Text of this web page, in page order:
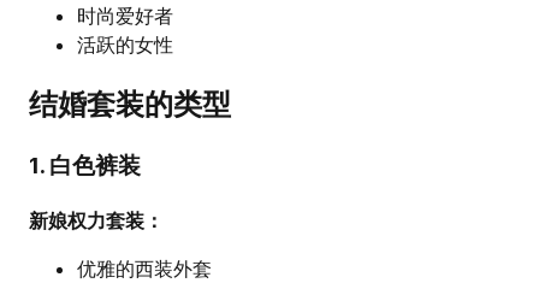
时尚爱好者
活跃的女性
结婚套装的类型
1. 白色裤装
新娘权力套装：
优雅的西装外套